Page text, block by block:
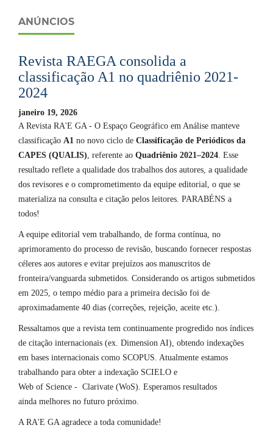
ANÚNCIOS
Revista RAEGA consolida a
classificação A1 no quadriênio 2021-
2024
janeiro 19, 2026
A Revista RA'E GA - O Espaço Geográfico em Análise manteve
classificação A1 no novo ciclo de Classificação de Periódicos da
CAPES (QUALIS), referente ao Quadriênio 2021–2024. Esse
resultado reflete a qualidade dos trabalhos dos autores, a qualidade
dos revisores e o comprometimento da equipe editorial, o que se
materializa na consulta e citação pelos leitores. PARABÉNS a
todos!
A equipe editorial vem trabalhando, de forma contínua, no
aprimoramento do processo de revisão, buscando fornecer respostas
céleres aos autores e evitar prejuízos aos manuscritos de
fronteira/vanguarda submetidos. Considerando os artigos submetidos
em 2025, o tempo médio para a primeira decisão foi de
aproximadamente 40 dias (correções, rejeição, aceite etc.).
Ressaltamos que a revista tem continuamente progredido nos índices
de citação internacionais (ex. Dimension AI), obtendo indexações
em bases internacionais como SCOPUS. Atualmente estamos
trabalhando para obter a indexação SCIELO e
Web of Science - Clarivate (WoS). Esperamos resultados
ainda melhores no futuro próximo.
A RA'E GA agradece a toda comunidade!